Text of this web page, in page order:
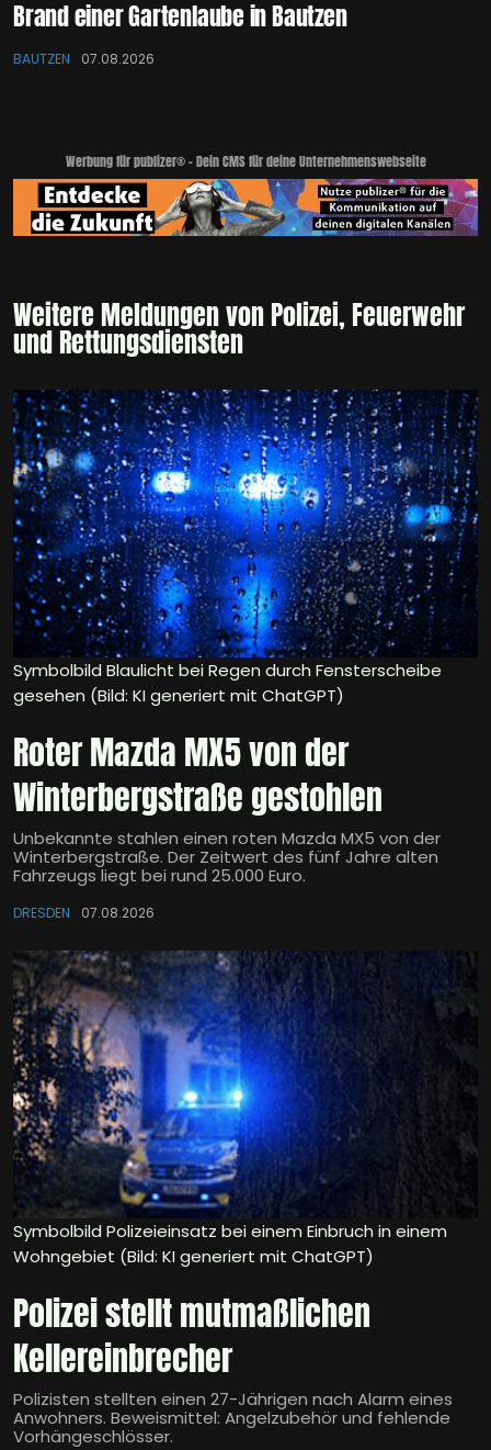
Brand einer Gartenlaube in Bautzen
BAUTZEN 07.08.2026
Werbung für publizer® - Dein CMS für deine Unternehmenswebseite
Weitere Meldungen von Polizei, Feuerwehr
und Rettungsdiensten
Symbolbild Blaulicht bei Regen durch Fensterscheibe
gesehen (Bild: KI generiert mit ChatGPT)
Roter Mazda MX5 von der
Winterbergstraße gestohlen
Unbekannte stahlen einen roten Mazda MX5 von der
Winterbergstraße. Der Zeitwert des fünf Jahre alten
Fahrzeugs liegt bei rund 25.000 Euro.
DRESDEN 07.08.2026
Symbolbild Polizeieinsatz bei einem Einbruch in einem
Wohngebiet (Bild: KI generiert mit ChatGPT)
Polizei stellt mutmaßlichen
Kellereinbrecher
Polizisten stellten einen 27-Jährigen nach Alarm eines
Anwohners. Beweismittel: Angelzubehör und fehlende
Vorhängeschlösser.